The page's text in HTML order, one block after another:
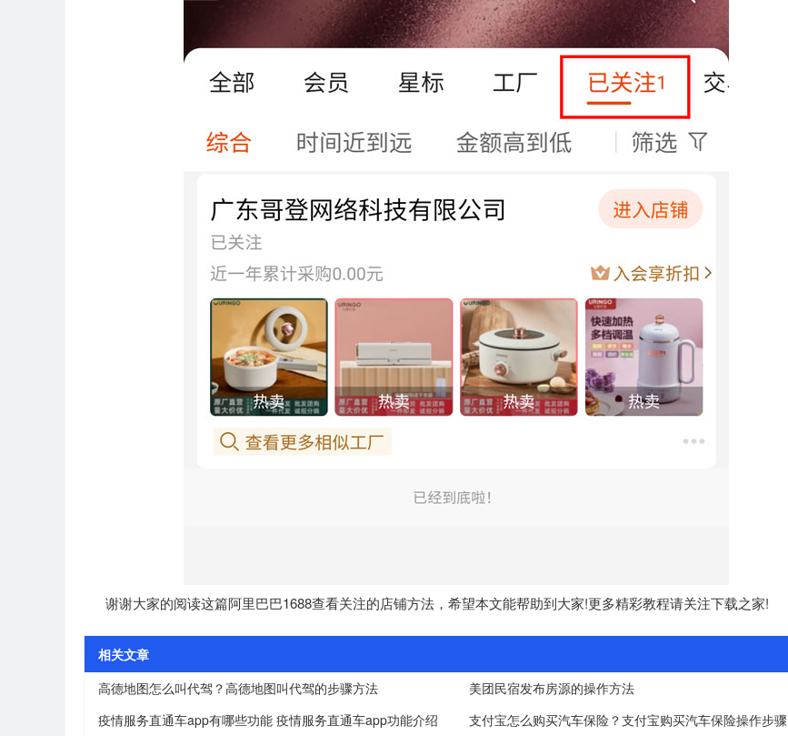
谢谢大家的阅读这篇阿里巴巴1688查看关注的店铺方法，希望本文能帮助到大家!更多精彩教程请关注下载之家!
相关文章
高德地图怎么叫代驾？高德地图叫代驾的步骤方法
美团民宿发布房源的操作方法
疫情服务直通车app有哪些功能 疫情服务直通车app功能介绍
支付宝怎么购买汽车保险？支付宝购买汽车保险操作步骤